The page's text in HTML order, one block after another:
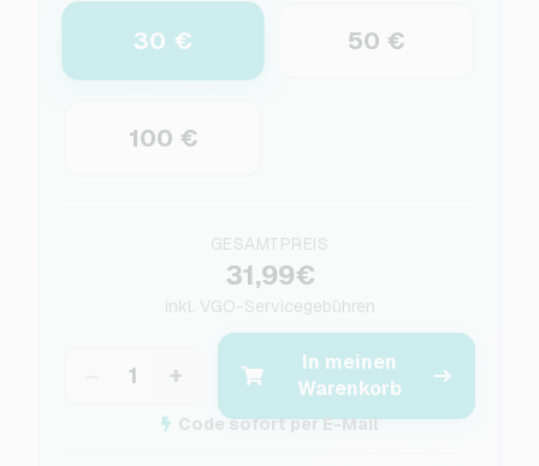
30 € 50 €
100 €
GESAMTPREIS
31,99€
inkl. VGO-Servicegebühren
+
In meinen
Warenkorb
Code sofort per E-Mail